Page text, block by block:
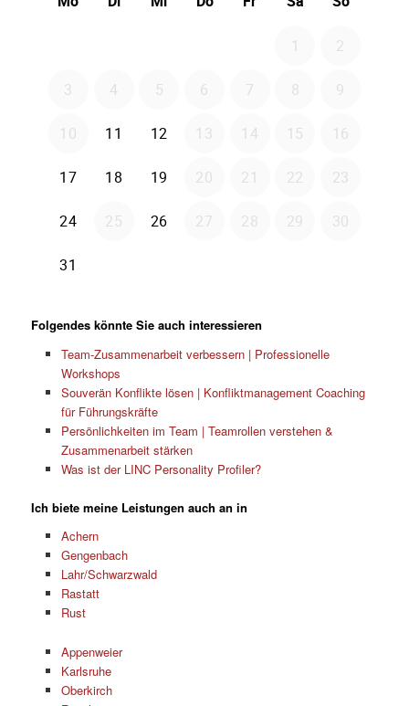
Folgendes könnte Sie auch interessieren
Team-Zusammenarbeit verbessern | Professionelle
Workshops
Souverän Konflikte lösen | Konfliktmanagement Coaching
für Führungskräfte
Persönlichkeiten im Team | Teamrollen verstehen &
Zusammenarbeit stärken
Was ist der LINC Personality Profiler?
Ich biete meine Leistungen auch an in
Achern
Gengenbach
Lahr/Schwarzwald
Rastatt
Rust
Appenweier
Karlsruhe
Oberkirch